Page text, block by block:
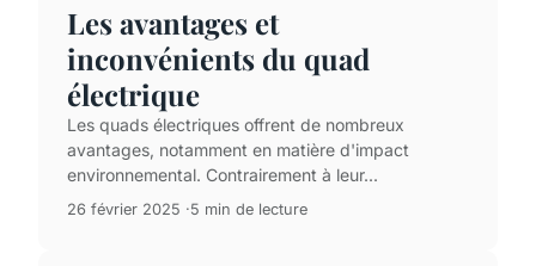
Les avantages et
inconvénients du quad
électrique
Les quads électriques offrent de nombreux
avantages, notamment en matière d'impact
environnemental. Contrairement à leur...
26 février 2025 5 min de lecture